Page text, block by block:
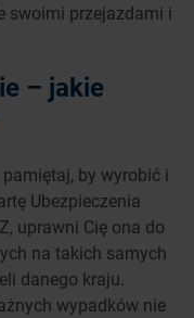
swoimi przejazdami i
– jakie
by wyrobić i
Ubezpieczenia
uprawni Cię ona do
na takich samych
danego kraju.
wypadków nie